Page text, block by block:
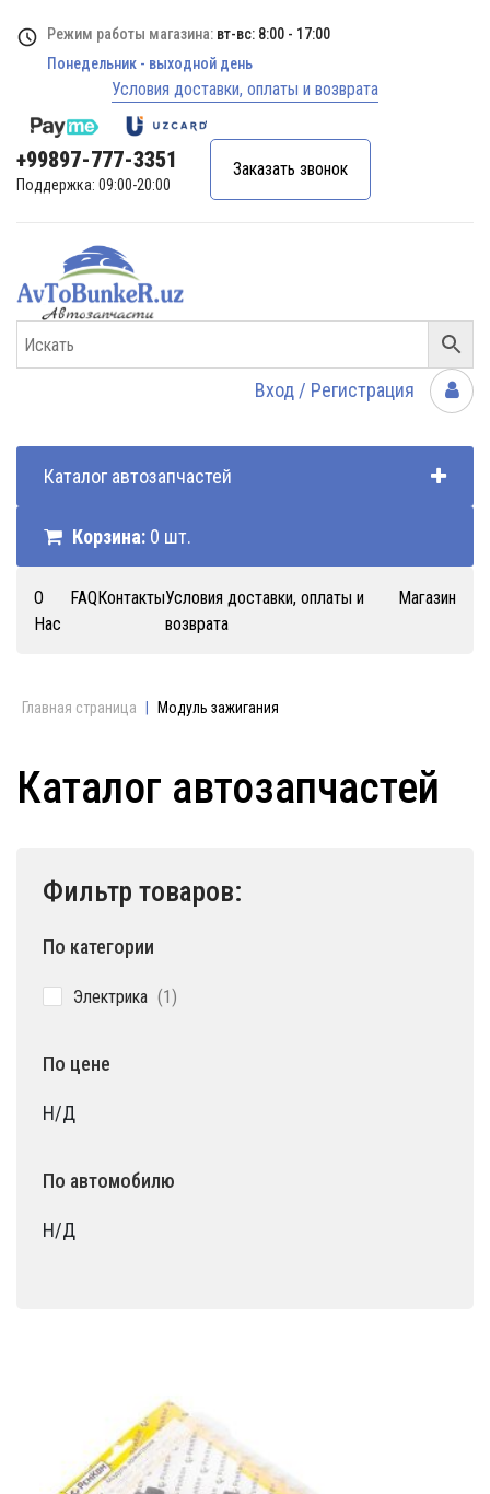
Режим работы магазина: вт-вс: 8:00 - 17:00
Понедельник - выходной день
Условия доставки, оплаты и возврата
+99897-777-3351
Поддержка: 09:00-20:00
Заказать звонок
Вход / Регистрация
Каталог автозапчастей
Корзина: 0 шт.
О
Нас
FAQКонтактыУсловия доставки, оплаты и
возврата
Магазин
Главная страница Модуль зажигания
Каталог автозапчастей
Фильтр товаров:
По категории
Электрика 11
По цене
Н/Д
По автомобилю
Н/Д